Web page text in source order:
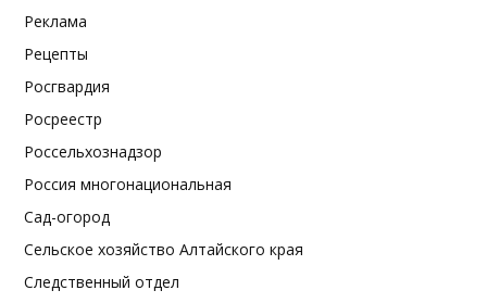
Реклама
Рецепты
Росгвардия
Росреестр
Россельхознадзор
Россия многонациональная
Сад-огород
Сельское хозяйство Алтайского края
Следственный отдел